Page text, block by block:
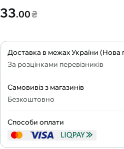
33.00₴
Доставка в межах України
За розцінками перевізників
Самовивіз з магазинів
Безкоштовно
Способи оплати